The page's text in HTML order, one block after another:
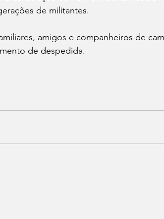
de militantes.
amigos e companheiros de
de despedida.